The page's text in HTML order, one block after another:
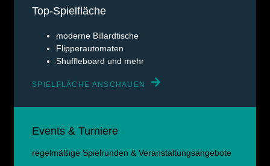
Top-Spielfläche
moderne Billardtische
Flipperautomaten
Shuffleboard und mehr
SPIELFLÄCHE ANSCHAUEN
Events & Turniere
regelmäßige Spielrunden & Veranstaltungsangebote